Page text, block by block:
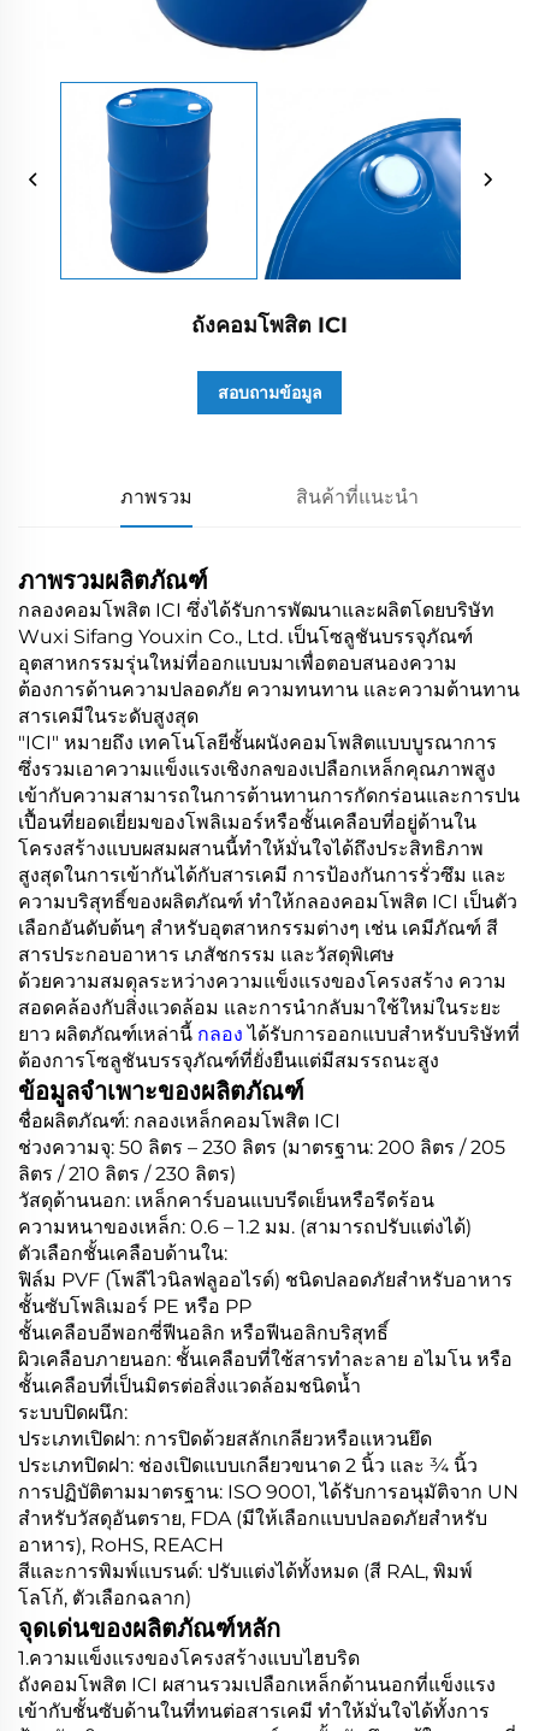
ถังคอมโพสิต ICI
สอบถามข้อมูล
ภาพรวม สินค้าที่แนะนำ
ภาพรวมผลิตภัณฑ์
กลองคอมโพสิต ICI ซึ่งได้รับการพัฒนาและผลิตโดยบริษัท
Wuxi Sifang Youxin Co., Ltd. เป็นโซลูชันบรรจุภัณฑ์
อุตสาหกรรมรุ่นใหม่ที่ออกแบบมาเพื่อตอบสนองความ
ต้องการด้านความปลอดภัย ความทนทาน และความต้านทาน
สารเคมีในระดับสูงสุด
"ICI" หมายถึง เทคโนโลยีชั้นผนังคอมโพสิตแบบบูรณาการ
ซึ่งรวมเอาความแข็งแรงเชิงกลของเปลือกเหล็กคุณภาพสูง
เข้ากับความสามารถในการต้านทานการกัดกร่อนและการปน
เปื้อนที่ยอดเยี่ยมของโพลิเมอร์หรือชั้นเคลือบที่อยู่ด้านใน
โครงสร้างแบบผสมผสานนี้ทำให้มั่นใจได้ถึงประสิทธิภาพ
สูงสุดในการเข้ากันได้กับสารเคมี การป้องกันการรั่วซึม และ
ความบริสุทธิ์ของผลิตภัณฑ์ ทำให้กลองคอมโพสิต ICI เป็นตัว
เลือกอันดับต้นๆ สำหรับอุตสาหกรรมต่างๆ เช่น เคมีภัณฑ์ สี
สารประกอบอาหาร เภสัชกรรม และวัสดุพิเศษ
ด้วยความสมดุลระหว่างความแข็งแรงของโครงสร้าง ความ
สอดคล้องกับสิ่งแวดล้อม และการนำกลับมาใช้ใหม่ในระยะ
ยาว ผลิตภัณฑ์เหล่านี้ กลองได้รับการออกแบบสำหรับบริษัทที่
ต้องการโซลูชันบรรจุภัณฑ์ที่ยั่งยืนแต่มีสมรรถนะสูง
ข้อมูลจำเพาะของผลิตภัณฑ์
ชื่อผลิตภัณฑ์: กลองเหล็กคอมโพสิต ICI
ช่วงความจุ: 50 ลิตร – 230 ลิตร (มาตรฐาน: 200 ลิตร / 205
ลิตร / 210 ลิตร / 230 ลิตร)
วัสดุด้านนอก: เหล็กคาร์บอนแบบรีดเย็นหรือรีดร้อน
ความหนาของเหล็ก: 0.6 – 1.2 มม. (สามารถปรับแต่งได้)
ตัวเลือกชั้นเคลือบด้านใน:
ฟิล์ม PVF (โพลีไวนิลฟลูออไรด์) ชนิดปลอดภัยสำหรับอาหาร
ชั้นซับโพลิเมอร์ PE หรือ PP
ชั้นเคลือบอีพอกซี่ฟีนอลิก หรือฟีนอลิกบริสุทธิ์
ผิวเคลือบภายนอก: ชั้นเคลือบที่ใช้สารทำละลาย อไมโน หรือ
ชั้นเคลือบที่เป็นมิตรต่อสิ่งแวดล้อมชนิดน้ำ
ระบบปิดผนึก:
ประเภทเปิดฝา: การปิดด้วยสลักเกลียวหรือแหวนยึด
ประเภทปิดฝา: ช่องเปิดแบบเกลียวขนาด 2 นิ้ว และ ¾ นิ้ว
การปฏิบัติตามมาตรฐาน: ISO 9001, ได้รับการอนุมัติจาก UN
สำหรับวัสดุอันตราย, FDA (มีให้เลือกแบบปลอดภัยสำหรับ
อาหาร), RoHS, REACH
สีและการพิมพ์แบรนด์: ปรับแต่งได้ทั้งหมด (สี RAL, พิมพ์
โลโก้, ตัวเลือกฉลาก)
จุดเด่นของผลิตภัณฑ์หลัก
1.ความแข็งแรงของโครงสร้างแบบไฮบริด
ถังคอมโพสิต ICI ผสานรวมเปลือกเหล็กด้านนอกที่แข็งแรง
เข้ากับชั้นซับด้านในที่ทนต่อสารเคมี ทำให้มั่นใจได้ทั้งการ